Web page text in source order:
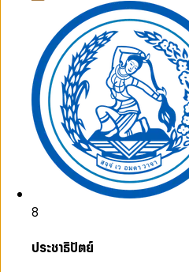
8
ประชาธิปัตย์